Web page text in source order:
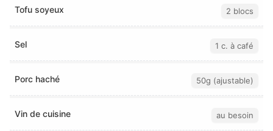
Tofu soyeux 2 blocs
Sel 1 c. à café
Porc haché 50g (ajustable)
Vin de cuisine au besoin